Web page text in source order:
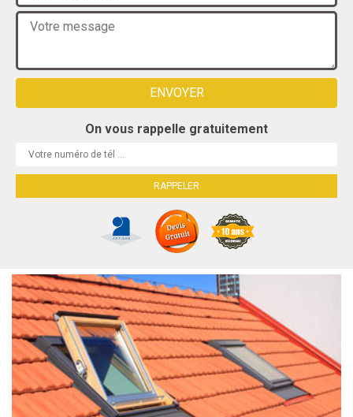
On vous rappelle gratuitement